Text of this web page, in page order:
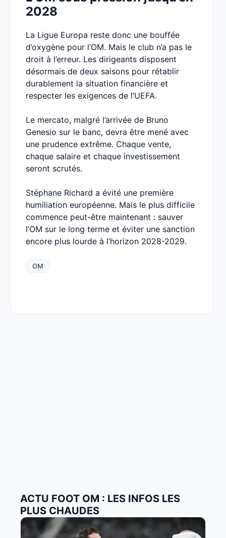
2028
La Ligue Europa reste donc une bouffée
d’oxygène pour l’OM. Mais le club n’a pas le
droit à l’erreur. Les dirigeants disposent
désormais de deux saisons pour rétablir
durablement la situation financière et
respecter les exigences de l’UEFA.
Le mercato, malgré l’arrivée de Bruno
Genesio sur le banc, devra être mené avec
une prudence extrême. Chaque vente,
chaque salaire et chaque investissement
seront scrutés.
Stéphane Richard a évité une première
humiliation européenne. Mais le plus difficile
commence peut-être maintenant : sauver
l’OM sur le long terme et éviter une sanction
encore plus lourde à l’horizon 2028-2029.
OM
ACTU FOOT OM : LES INFOS LES
PLUS CHAUDES